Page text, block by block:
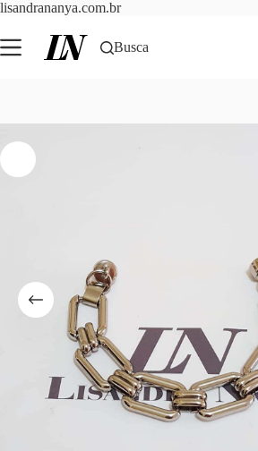
lisandrananya.com.brPular
o
conteúdo
Busca